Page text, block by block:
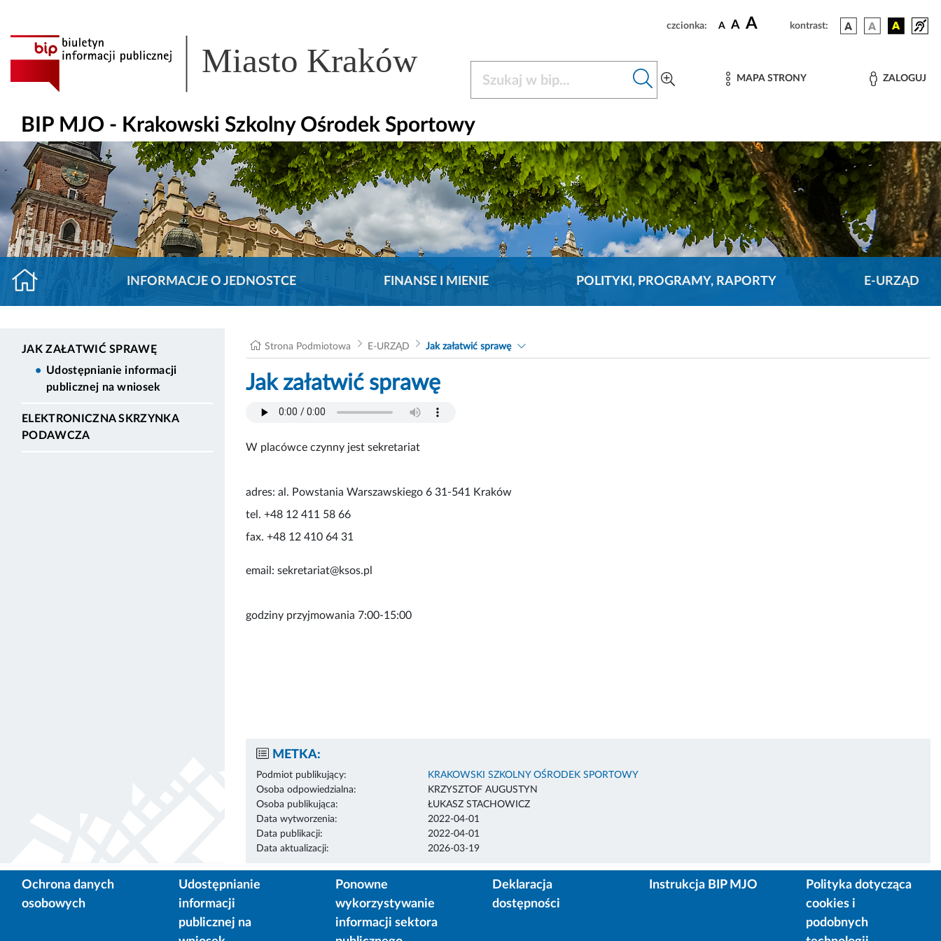
czcionka: A A A kontrast:
Miasto Kraków MAPA STRONY ZALOGUJ
BIP MJO - Krakowski Szkolny Ośrodek Sportowy
INFORMACJE O JEDNOSTCE FINANSE I MIENIE POLITYKI, PROGRAMY, RAPORTY E-URZĄD
JAK ZAŁATWIĆ SPRAWĘ
Udostępnianie informacji
publicznej na wniosek
ELEKTRONICZNA SKRZYNKA
PODAWCZA
Strona Podmiotowa E-URZĄD Jak załatwić sprawę
Jak załatwić sprawę
W placówce czynny jest sekretariat
adres: al. Powstania Warszawskiego 6 31-541 Kraków
tel. +48 12 411 58 66
fax. +48 12 410 64 31
email: sekretariat@ksos.pl
godziny przyjmowania 7:00-15:00
METKA:
Podmiot publikujący:
KRAKOWSKI SZKOLNY OŚRODEK SPORTOWY
Osoba odpowiedzialna:
KRZYSZTOF AUGUSTYN
Osoba publikująca:
ŁUKASZ STACHOWICZ
Data wytworzenia:
2022-04-01
Data publikacji:
2022-04-01
Data aktualizacji:
2026-03-19
Ochrona danych
osobowych
Udostępnianie
informacji
publicznej na
Ponowne
wykorzystywanie
informacji sektora
Deklaracja
dostępności
Instrukcja BIP MJO
Polityka dotycząca
cookies i
podobnych